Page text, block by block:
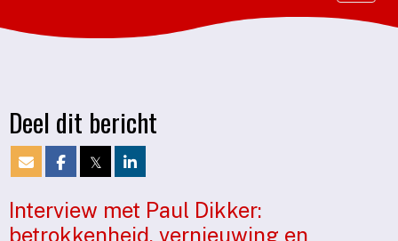
Deel dit bericht
𝕏
Interview met Paul Dikker:
betrokkenheid, vernieuwing en